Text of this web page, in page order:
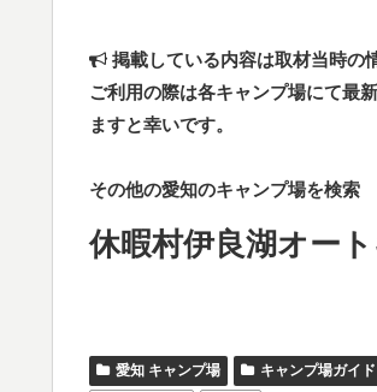
掲載している内容は取材当時の
ご利用の際は各キャンプ場にて最
ますと幸いです。
その他の愛知のキャンプ場を検
休暇村伊良湖オー
愛知 キャンプ場 キャンプ場ガイド